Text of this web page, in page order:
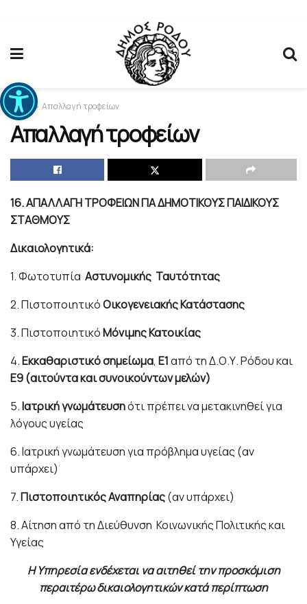
Ανοίξτε τη γραμμή εργαλείων
Home Απαλλαγή τροφείων
Απαλλαγή τροφείων
16.ΑΠΑΛΛΑΓΗ ΤΡΟΦΕΙΩΝ ΓΙΑΔΗΜΟΤΙΚΟΥΣ ΠΑΙΔΙΚΟΥΣ
ΣΤΑΘΜΟΥΣ
Δικαιολογητικά:
1. Φωτοτυπία Αστυνομικής Ταυτότητας
2. ΠιστοποιητικόΟικογενειακήςΚατάστασης
3. ΠιστοποιητικόΜόνιμηςΚατοικίας
4.Εκκαθαριστικόσημείωμα, Ε1από τη Δ.Ο.Υ. Ρόδου και
Ε9 (αιτούντα καισυνοικούντωνμελών)
5.Ιατρικήγνωμάτευσηότι πρέπει να μετακινηθεί για
λόγους υγείας
6. Ιατρική γνωμάτευση για πρόβλημα υγείας (αν
υπάρχει)
7.ΠιστοποιητικόςΑναπηρίας(αν υπάρχει)
8. Αίτηση από τη Διεύθυνση Κοινωνικής Πολιτικής και
Υγείας
Η Υπηρεσία ενδέχεται να αιτηθεί την προσκόμιση
περαιτέρω δικαιολογητικών κατά περίπτωση